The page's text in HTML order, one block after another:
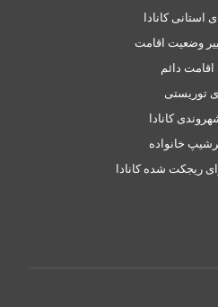
استانی کانادا
وضعیت اقامت
دائم
توریستی
کانادا
خانواده
ریجکت شده کانادا